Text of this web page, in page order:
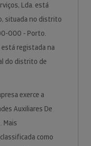
Lda. está
situada no distrito
000 - Porto.
está registada na
do distrito de
exerce a
Auxiliares De
Mais
como